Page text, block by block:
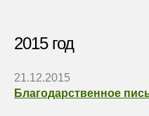
2015 год
21.12.2015
Благодарственное